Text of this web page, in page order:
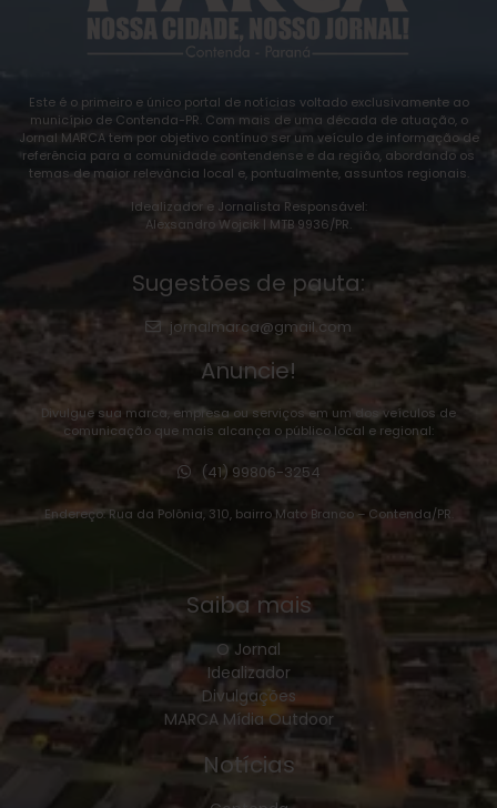
Este é o primeiro e único portal de notícias voltado exclusivamente ao
município de Contenda-PR. Com mais de uma década de atuação, o
Jornal MARCA tem por objetivo contínuo ser um veículo de informação de
referência para a comunidade contendense e da região, abordando os
temas de maior relevância local e, pontualmente, assuntos regionais.
Idealizador e Jornalista Responsável:
Alexsandro Wojcik | MTB 9936/PR.
Sugestões de pauta:
jornalmarca@gmail.com
Anuncie!
Divulgue sua marca, empresa ou serviços em um dos veículos de
comunicação que mais alcança o público local e regional:
(41) 99806-3254
Endereço: Rua da Polônia, 310, bairro Mato Branco – Contenda/PR.
Saiba mais
O Jornal
Idealizador
Divulgações
MARCA Mídia Outdoor
Notícias